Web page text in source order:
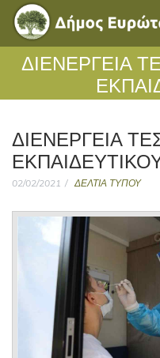
ΔΙΕΝΕΡΓΕΙΑ
ΔΙΕΝΕΡΓΕΙΑ
02/02/2021 ΔΕΛΤΙΑ ΤΥΠΟΥ